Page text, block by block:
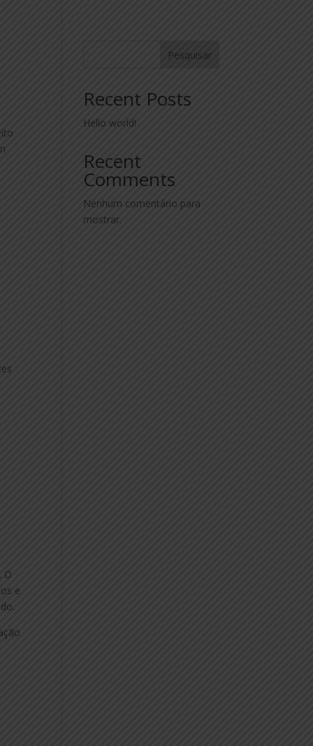
O
e
Pesquisar
Recent Posts
Hello world!
Recent
Comments
Nenhum comentário para
mostrar.